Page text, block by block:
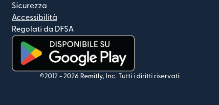
Sicurezza
Accessibilità
Regolati da DFSA
(si apre in una nuova finestra)
©2012 - 2026 Remitly, Inc. Tutti i diritti riservati